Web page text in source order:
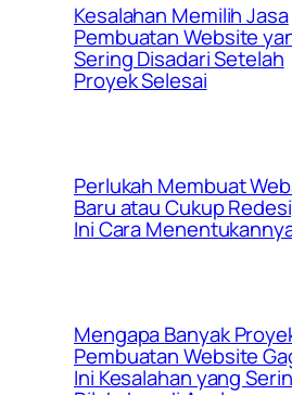
Kesalahan Memilih Jasa
Pembuatan Website
Sering Disadari Setelah
Proyek Selesai
Perlukah Membuat
Baru atau Cukup
Ini Cara
Mengapa Banyak
Pembuatan Website
Ini Kesalahan yang